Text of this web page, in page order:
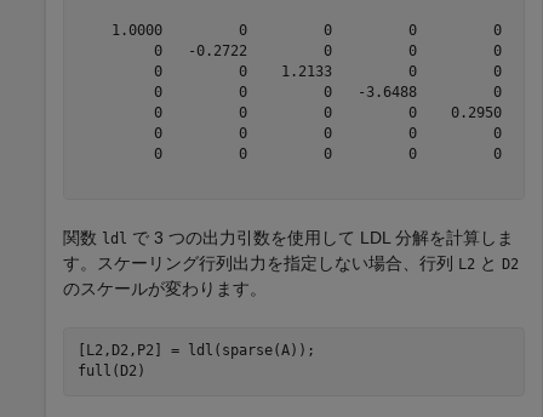
1.0000         0         0         0         0
0   -0.2722         0         0         0
0         0    1.2133         0         0
0         0         0   -3.6488         0
0         0         0         0    0.2950
0         0         0         0         0   -
0         0         0         0         0
関数 ldl
で 3 つの出力引数を使用して LDL 分解を計算しま
す。スケーリング行列出力を指定しない場合、行列
L2 と D2
のスケールが変わります。
[L2,D2,P2] = ldl(sparse(A));
full(D2)